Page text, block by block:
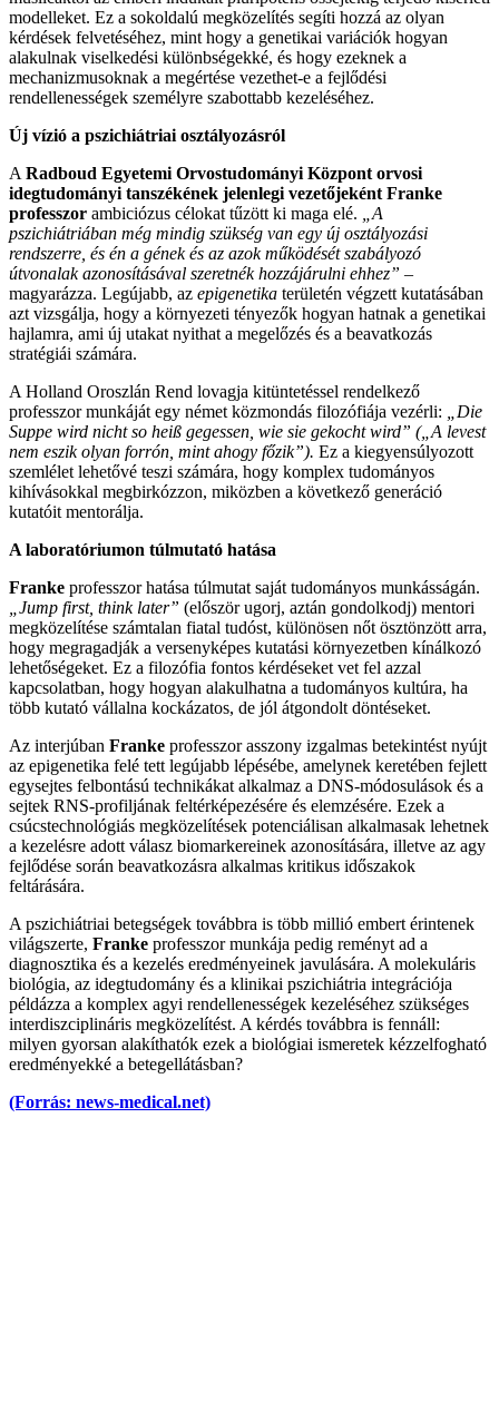
modelleket. Ez a sokoldalú megközelítés segíti hozzá az olyan
kérdések felvetéséhez, mint hogy a genetikai variációk hogyan
alakulnak viselkedési különbségekké, és hogy ezeknek a
mechanizmusoknak a megértése vezethet-e a fejlődési
rendellenességek személyre szabottabb kezeléséhez.
Új vízió a pszichiátriai osztályozásról
A Radboud Egyetemi Orvostudományi Központ orvosi
idegtudományi tanszékének jelenlegi vezetőjeként Franke
professzor ambiciózus célokat tűzött ki maga elé.
„A
pszichiátriában még mindig szükség van egy új osztályozási
rendszerre, és én a gének és az azok működését szabályozó
útvonalak azonosításával szeretnék hozzájárulni ehhez” –
magyarázza. Legújabb, az epigenetika területén végzett kutatásában
azt vizsgálja, hogy a környezeti tényezők hogyan hatnak a genetikai
hajlamra, ami új utakat nyithat a megelőzés és a beavatkozás
stratégiái számára.
A Holland Oroszlán Rend lovagja kitüntetéssel rendelkező
professzor munkáját egy német közmondás filozófiája vezérli:
„Die
Suppe wird nicht so heiß gegessen, wie sie gekocht wird” („A levest
nem eszik olyan forrón, mint ahogy főzik”). Ez a kiegyensúlyozott
szemlélet lehetővé teszi számára, hogy komplex tudományos
kihívásokkal megbirkózzon, miközben a következő generáció
kutatóit mentorálja.
A laboratóriumon túlmutató hatása
Franke professzor hatása túlmutat saját tudományos munkásságán.
„Jump first, think later” (először ugorj, aztán gondolkodj) mentori
megközelítése számtalan fiatal tudóst, különösen nőt ösztönzött arra,
hogy megragadják a versenyképes kutatási környezetben kínálkozó
lehetőségeket. Ez a filozófia fontos kérdéseket vet fel azzal
kapcsolatban, hogy hogyan alakulhatna a tudományos kultúra, ha
több kutató vállalna kockázatos, de jól átgondolt döntéseket.
Az interjúban Franke professzor asszony izgalmas betekintést nyújt
az epigenetika felé tett legújabb lépésébe, amelynek keretében fejlett
egysejtes felbontású technikákat alkalmaz a DNS-módosulások és a
sejtek RNS-profiljának feltérképezésére és elemzésére. Ezek a
csúcstechnológiás megközelítések potenciálisan alkalmasak lehetnek
a kezelésre adott válasz biomarkereinek azonosítására, illetve az agy
fejlődése során beavatkozásra alkalmas kritikus időszakok
feltárására.
A pszichiátriai betegségek továbbra is több millió embert érintenek
világszerte, Franke professzor munkája pedig reményt ad a
diagnosztika és a kezelés eredményeinek javulására. A molekuláris
biológia, az idegtudomány és a klinikai pszichiátria integrációja
példázza a komplex agyi rendellenességek kezeléséhez szükséges
interdiszciplináris megközelítést. A kérdés továbbra is fennáll:
milyen gyorsan alakíthatók ezek a biológiai ismeretek kézzelfogható
eredményekké a betegellátásban?
(Forrás: news-medical.net)